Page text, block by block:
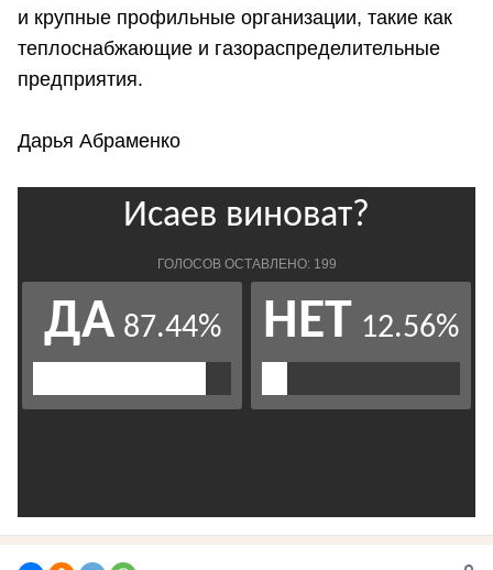
и крупные профильные организации, такие как
теплоснабжающие и газораспределительные
предприятия.
Дарья Абраменко